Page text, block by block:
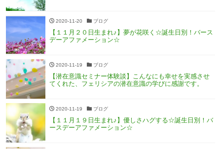
2020-11-20 ブログ
【１１月２０日生まれ♪】夢が花咲く☆誕生日別！バース
デーアファメーション☆
2020-11-19 ブログ
【潜在意識セミナー体験談】こんなにも幸せを実感させ
てくれた、フェリシアの潜在意識の学びに感謝です。
2020-11-19 ブログ
【１１月１９日生まれ♪】優しさハグする☆誕生日別！バ
ースデーアファメーション☆